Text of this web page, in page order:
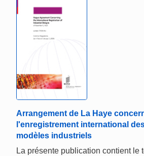
Arrangement de La Haye
l'enregistrement international
modèles industriels
La présente publication contient le